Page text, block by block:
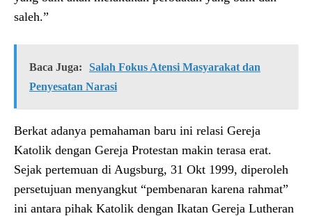
saleh.”
Baca Juga:
Salah Fokus Atensi Masyarakat dan
Penyesatan Narasi
Berkat adanya pemahaman baru ini relasi Gereja
Katolik dengan Gereja Protestan makin terasa erat.
Sejak pertemuan di Augsburg, 31 Okt 1999, diperoleh
persetujuan menyangkut “pembenaran karena rahmat”
ini antara pihak Katolik dengan Ikatan Gereja Lutheran